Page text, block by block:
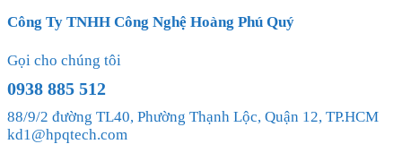
Công Ty TNHH Công Nghệ Hoàng Phú Quý
Gọi cho chúng tôi
0938 885 512
88/9/2 đường TL40, Phường Thạnh Lộc, Quận 12, TP.HCM
kd1@hpqtech.com